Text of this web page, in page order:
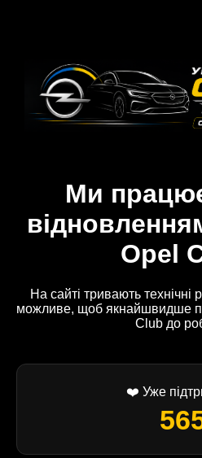
Ми
Opel
На сайті тривають
можливе, щоб якнайшвидше
Club до
❤️ Уже